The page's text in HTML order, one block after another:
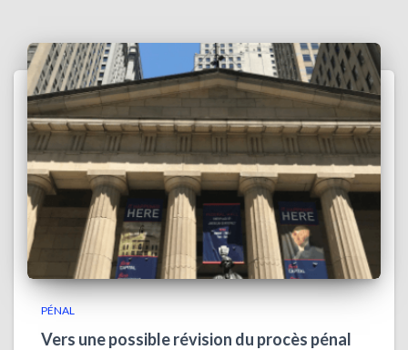
PÉNAL
Vers une possible révision du procès pénal